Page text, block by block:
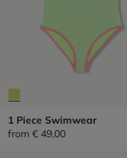
1 Piece Swimwear
from € 49,00